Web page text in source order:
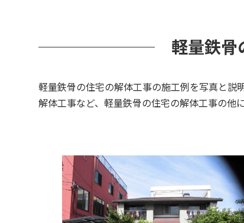
軽量鉄骨
軽量鉄骨の住宅の解体工事の施工例を写真と説
解体工事など、軽量鉄骨の住宅の解体工事の他